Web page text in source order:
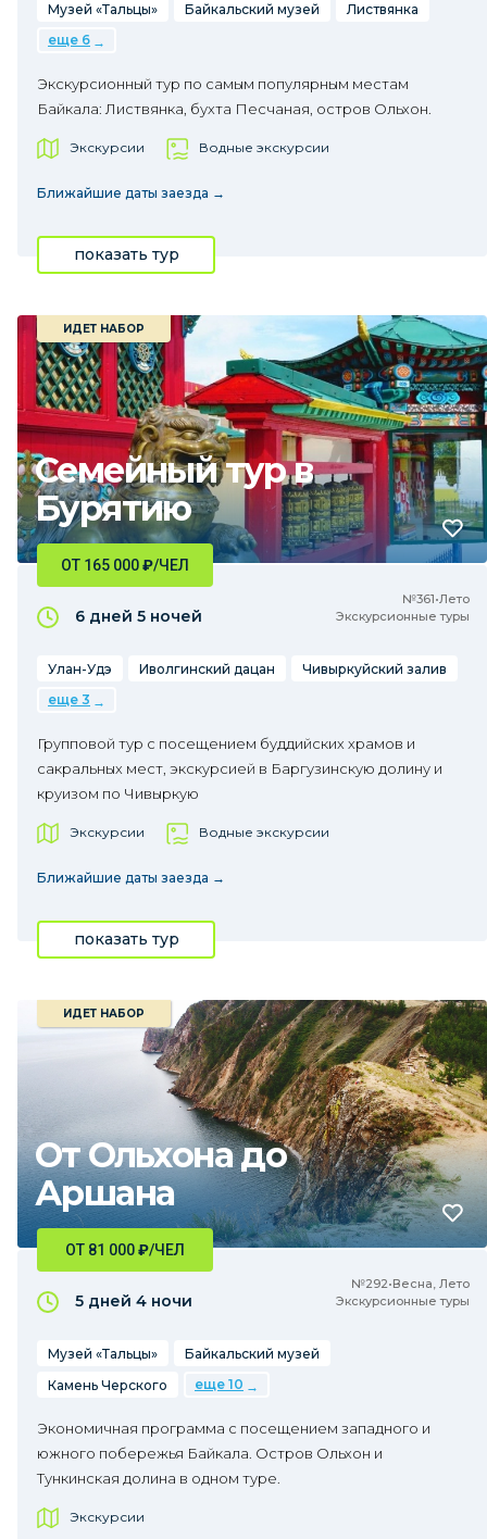
Музей «Тальцы» Байкальский музей
Листвянка
еще 6
Экскурсионный тур по самым популярным местам
Байкала: Листвянка, бухта Песчаная, остров Ольхон.
Экскурсии Водные экскурсии
Ближайшие даты заезда →
показать тур
Семейный тур в
Бурятию
ИДЕТ НАБОР
№361•Лето
Экскурсионные туры
ОТ 165 000₽/ЧЕЛ
6 дней 5 ночей
Улан-Удэ Иволгинский дацан
Чивыркуйский залив
еще 3
Групповой тур с посещением буддийских храмов и
сакральных мест, экскурсией в Баргузинскую долину и
круизом по Чивыркую
Экскурсии Водные экскурсии
Ближайшие даты заезда →
показать тур
От Ольхона до
Аршана
ИДЕТ НАБОР
№292•Весна, Лето
Экскурсионные туры
ОТ 81 000₽/ЧЕЛ
5 дней 4 ночи
Музей «Тальцы»
Байкальский музей
Камень Черского
еще 10
Экономичная программа с посещением западного и
южного побережья Байкала. Остров Ольхон и
Тункинская долина в одном туре.
Экскурсии